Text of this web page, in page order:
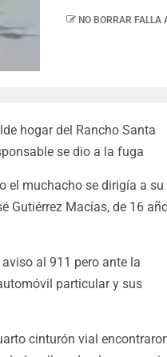
NO BORRAR FALLA
hogar del Rancho Santa
se dio a la fuga
el muchacho se dirigía a su
Gutiérrez Macías, de 16
al 911 pero ante la
particular y sus
cinturón vial